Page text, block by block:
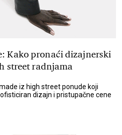
Kako pronaći dizajnerski
street radnjama
iz high street ponude koji
dizajn i pristupačne cene